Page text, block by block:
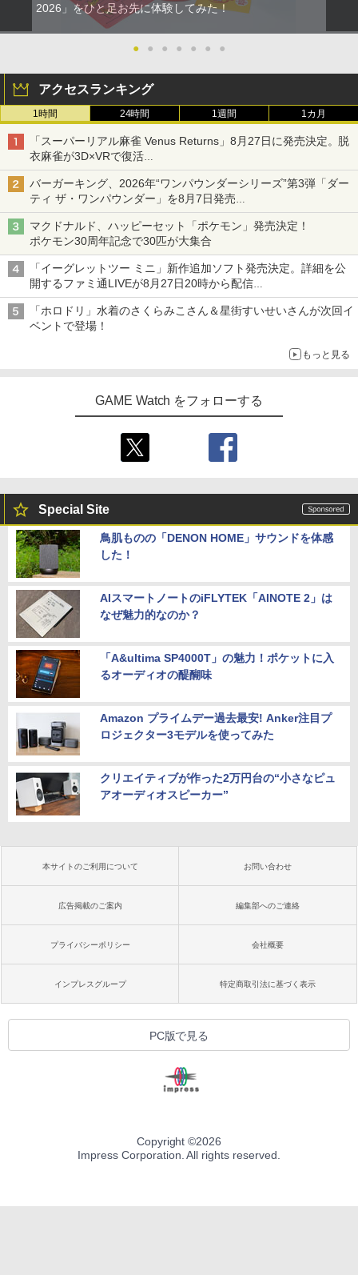
2026」をひと足お先に体験してみた！
● ● ● ● ● ● ●
アクセスランキング
1時間 24時間 1週間 1カ月
「スーパーリアル麻雀 Venus Returns」8月27日に発売決定。脱
衣麻雀が3D×VRで復活
発売から2週間は20%オフになるセールが実施
バーガーキング、2026年“ワンパウンダーシリーズ”第3弾「ダー
ティ ザ・ワンパウンダー」を8月7日発売
「特製ガーリックマヨソース」を使用した超大型チーズバーガー
マクドナルド、ハッピーセット「ポケモン」発売決定！
ポケモン30周年記念で30匹が大集合
「イーグレットツー ミニ」新作追加ソフト発売決定。詳細を公
開するファミ通LIVEが8月27日20時から配信
シリーズ累計100タイトルへ
「ホロドリ」水着のさくらみこさん＆星街すいせいさんが次回イ
ベントで登場！
もっと見る
GAME Watch をフォローする
Special Site
鳥肌ものの「DENON HOME」サウンドを体感
した！
AIスマートノートのiFLYTEK「AINOTE 2」は
なぜ魅力的なのか？
「A&ultima SP4000T」の魅力！ポケットに入
るオーディオの醍醐味
Amazon プライムデー過去最安! Anker注目プ
ロジェクター3モデルを使ってみた
クリエイティブが作った2万円台の“小さなピュ
アオーディオスピーカー”
本サイトのご利用について お問い合わせ
広告掲載のご案内 編集部へのご連絡
プライバシーポリシー 会社概要
インプレスグループ 特定商取引法に基づく表示
PC版で見る
Copyright ©2026
Impress Corporation. All rights reserved.